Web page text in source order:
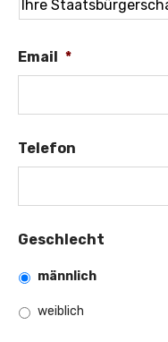
Staatsbürgerschaft
Email *
Telefon
Geschlecht
männlich
weiblich